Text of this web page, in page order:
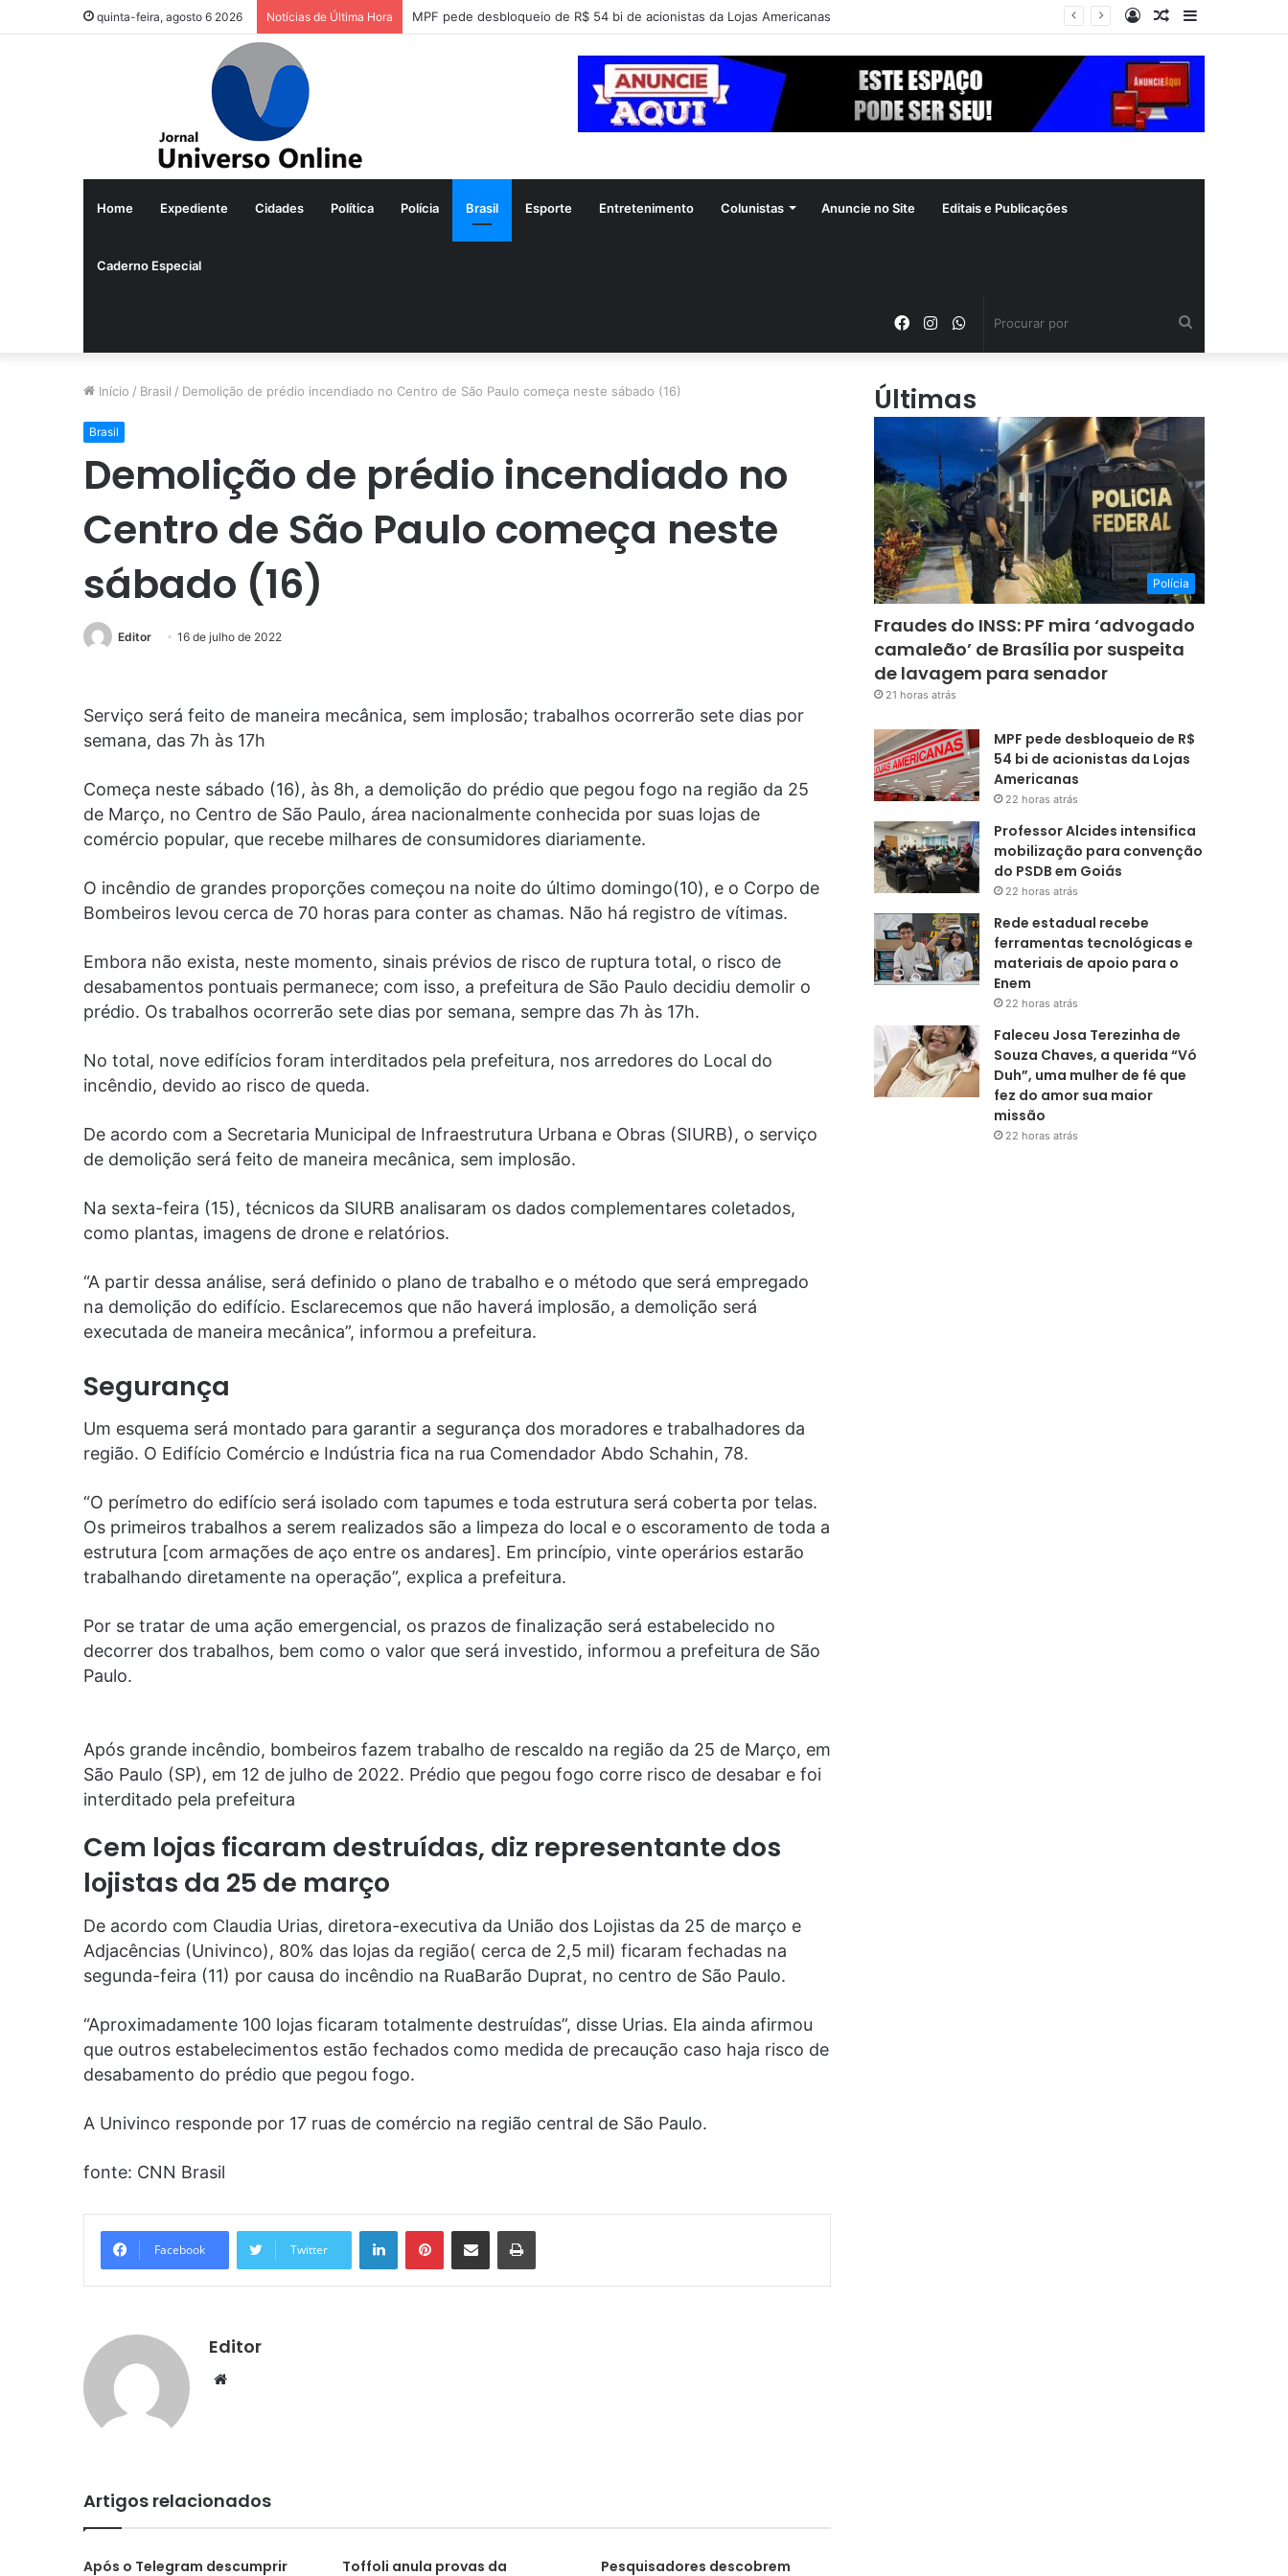
quinta-feira, agosto 6 2026 Notícias de Última Hora MPF pede desbloqueio de R$ 54 bi de acionistas da Lojas Americanas
Barra
Artigo
Entrar
Home Expediente Cidades Política Polícia Brasil Esporte Entretenimento Colunistas Anuncie no Site Editais e Publicações
Caderno Especial
WhatsApp
Instagram
Facebook
Início / Brasil / Demolição de prédio incendiado no Centro de São Paulo começa neste sábado (16)
Brasil
Demolição de prédio incendiado no
Centro de São Paulo começa neste
sábado (16)
Editor 16 de julho de 2022
Serviço será feito de maneira mecânica, sem implosão; trabalhos ocorrerão sete dias por
semana, das 7h às 17h
Começa neste sábado (16), às 8h, a demolição do prédio que pegou fogo na região da 25
de Março, no Centro de São Paulo, área nacionalmente conhecida por suas lojas de
comércio popular, que recebe milhares de consumidores diariamente.
O incêndio de grandes proporções começou na noite do último domingo(10), e o Corpo de
Bombeiros levou cerca de 70 horas para conter as chamas. Não há registro de vítimas.
Embora não exista, neste momento, sinais prévios de risco de ruptura total, o risco de
desabamentos pontuais permanece; com isso, a prefeitura de São Paulo decidiu demolir o
prédio. Os trabalhos ocorrerão sete dias por semana, sempre das 7h às 17h.
No total, nove edifícios foram interditados pela prefeitura, nos arredores do Local do
incêndio, devido ao risco de queda.
De acordo com a Secretaria Municipal de Infraestrutura Urbana e Obras (SIURB), o serviço
de demolição será feito de maneira mecânica, sem implosão.
Na sexta-feira (15), técnicos da SIURB analisaram os dados complementares coletados,
como plantas, imagens de drone e relatórios.
“A partir dessa análise, será definido o plano de trabalho e o método que será empregado
na demolição do edifício. Esclarecemos que não haverá implosão, a demolição será
executada de maneira mecânica”, informou a prefeitura.
Segurança
Um esquema será montado para garantir a segurança dos moradores e trabalhadores da
região. O Edifício Comércio e Indústria fica na rua Comendador Abdo Schahin, 78.
“O perímetro do edifício será isolado com tapumes e toda estrutura será coberta por telas.
Os primeiros trabalhos a serem realizados são a limpeza do local e o escoramento de toda a
estrutura [com armações de aço entre os andares]. Em princípio, vinte operários estarão
trabalhando diretamente na operação”, explica a prefeitura.
Por se tratar de uma ação emergencial, os prazos de finalização será estabelecido no
decorrer dos trabalhos, bem como o valor que será investido, informou a prefeitura de São
Paulo.
Após grande incêndio, bombeiros fazem trabalho de rescaldo na região da 25 de Março, em
São Paulo (SP), em 12 de julho de 2022. Prédio que pegou fogo corre risco de desabar e foi
interditado pela prefeitura
Cem lojas ficaram destruídas, diz representante dos
lojistas da 25 de março
De acordo com Claudia Urias, diretora-executiva da União dos Lojistas da 25 de março e
Adjacências (Univinco), 80% das lojas da região( cerca de 2,5 mil) ficaram fechadas na
segunda-feira (11) por causa do incêndio na RuaBarão Duprat, no centro de São Paulo.
“Aproximadamente 100 lojas ficaram totalmente destruídas”, disse Urias. Ela ainda afirmou
que outros estabelecimentos estão fechados como medida de precaução caso haja risco de
desabamento do prédio que pegou fogo.
A Univinco responde por 17 ruas de comércio na região central de São Paulo.
fonte: CNN Brasil
Facebook Twitter
LinkedinPinterestCompartilhar via e-mail Imprimir
Editor
Website
Artigos relacionados
Após o Telegram descumprir
Toffoli anula provas da
Pesquisadores descobrem
Últimas
Polícia
Fraudes do INSS: PF mira ‘advogado
camaleão’ de Brasília por suspeita
de lavagem para senador
21 horas atrás
MPF pede desbloqueio de R$
54 bi de acionistas da Lojas
Americanas
22 horas atrás
Professor Alcides intensifica
mobilização para convenção
do PSDB em Goiás
22 horas atrás
Rede estadual recebe
ferramentas tecnológicas e
materiais de apoio para o
Enem
22 horas atrás
Faleceu Josa Terezinha de
Souza Chaves, a querida “Vó
Duh”, uma mulher de fé que
fez do amor sua maior
missão
22 horas atrás